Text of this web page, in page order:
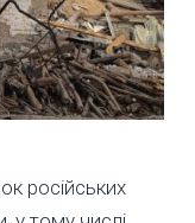
російських